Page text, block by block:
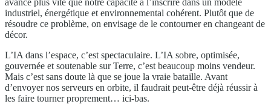
industriel, énergétique et environnemental cohérent. Plutôt que de
résoudre ce problème, on envisage de le contourner en changeant de
décor.
L’IA dans l’espace, c’est spectaculaire. L’IA sobre, optimisée,
gouvernée et soutenable sur Terre, c’est beaucoup moins vendeur.
Mais c’est sans doute là que se joue la vraie bataille. Avant
d’envoyer nos serveurs en orbite, il faudrait peut-être déjà réussir à
les faire tourner proprement… ici-bas.